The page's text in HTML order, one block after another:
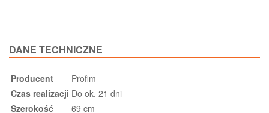
DANE TECHNICZNE
Producent
Profim
Czas realizacji Do ok. 21 dni
Szerokość
69 cm